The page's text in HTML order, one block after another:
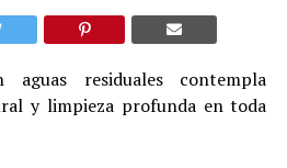
residuales contempla
y limpieza profunda en toda